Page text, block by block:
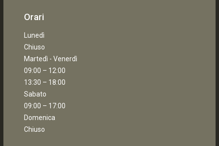
Orari
Lunedì
Chiuso
Martedì - Venerdì
09:00 – 12:00
13:30 – 18:00
Sabato
09:00 – 17:00
Domenica
Chiuso